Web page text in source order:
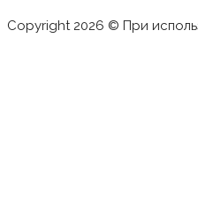
Copyright 2026 © При